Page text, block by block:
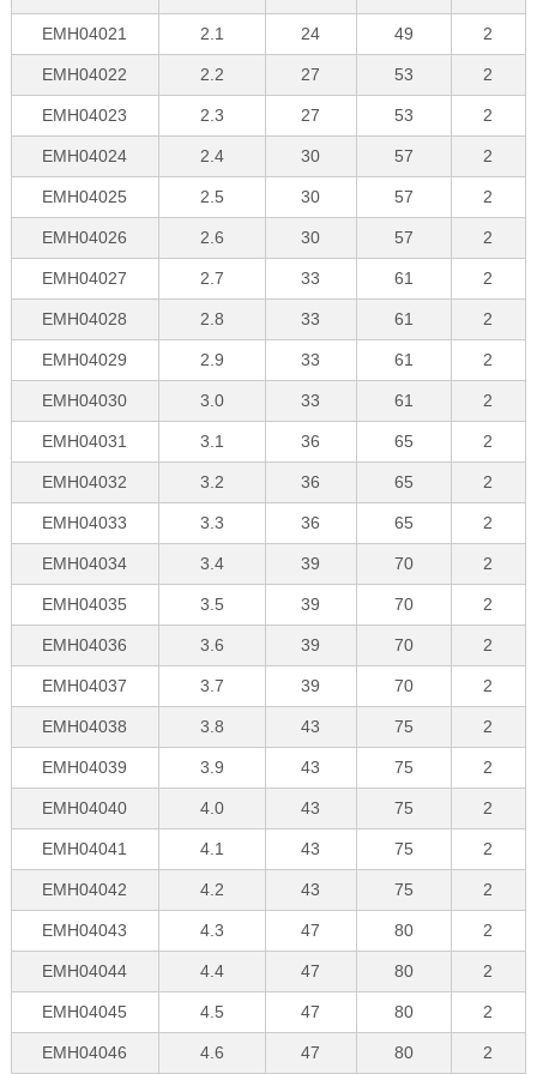
EMH04021 2.1 24 49 2
EMH04022 2.2 27 53 2
EMH04023 2.3 27 53 2
EMH04024 2.4 30 57 2
EMH04025 2.5 30 57 2
EMH04026 2.6 30 57 2
EMH04027 2.7 33 61 2
EMH04028 2.8 33 61 2
EMH04029 2.9 33 61 2
EMH04030 3.0 33 61 2
EMH04031 3.1 36 65 2
EMH04032 3.2 36 65 2
EMH04033 3.3 36 65 2
EMH04034 3.4 39 70 2
EMH04035 3.5 39 70 2
EMH04036 3.6 39 70 2
EMH04037 3.7 39 70 2
EMH04038 3.8 43 75 2
EMH04039 3.9 43 75 2
EMH04040 4.0 43 75 2
EMH04041 4.1 43 75 2
EMH04042 4.2 43 75 2
EMH04043 4.3 47 80 2
EMH04044 4.4 47 80 2
EMH04045 4.5 47 80 2
EMH04046 4.6 47 80 2